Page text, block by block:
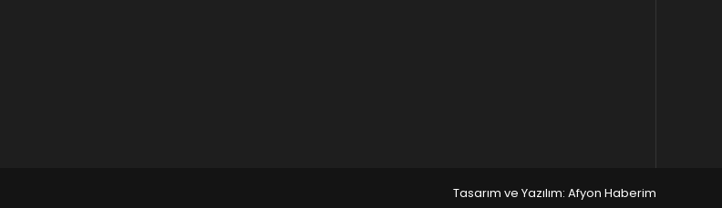
Tasarım ve Yazılım: Afyon Haberim